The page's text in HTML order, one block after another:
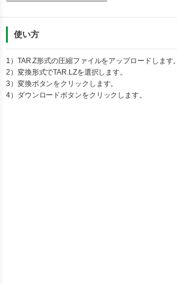
使い方
1） TAR.Z形式の圧縮ファイルをアップロードします。
2）変換形式でTAR.LZを選択します。
3）変換ボタンをクリックします。
4）ダウンロードボタンをクリックします。